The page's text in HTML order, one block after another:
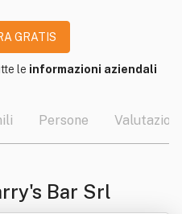
GRATIS
le informazioni aziendali
Persone Valutazioni
Bar Srl